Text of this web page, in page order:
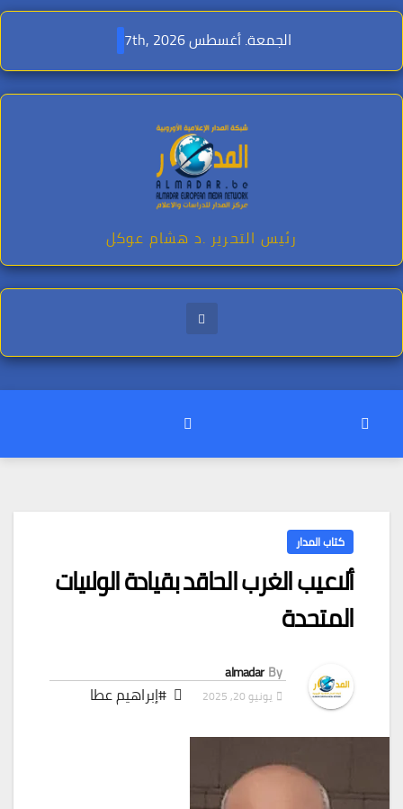
Skip
content
الجمعة. أغسطس 7th, 2026
رئيس التحرير .د هشام عوكل
كتاب المدار
ألاعيب الغرب الحاقد بقيادة الولايات
المتحدة
By
almadar
يونيو 20, 2025 #إبراهيم عطا